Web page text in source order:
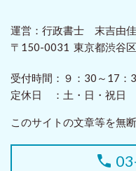
運営：行政書士 末吉由
〒150-0031 東京都渋谷
受付時間： ９：30～17：
定休日 ： 土・日・祝日
このサイトの文章等を無